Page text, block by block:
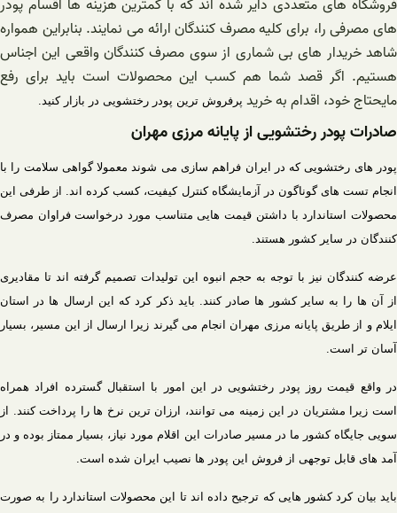
فروشگاه های متعددی دایر شده اند که با کمترین هزینه ها اقسام پودر
های مصرفی را، برای کلیه مصرف کنندگان ارائه می نمایند. بنابراین همواره
شاهد خریدار های بی شماری از سوی مصرف کنندگان واقعی این اجناس
هستیم. اگر قصد شما هم کسب این محصولات است باید برای رفع
مایحتاج خود، اقدام به خرید پرفروش ترین پودر رختشویی در بازار کنید.
صادرات پودر رختشویی از پایانه مرزی مهران
پودر های رختشویی که در ایران فراهم سازی می شوند معمولا گواهی سلامت را با
انجام تست های گوناگون در آزمایشگاه کنترل کیفیت، کسب کرده اند. از طرفی این
محصولات استاندارد با داشتن قیمت هایی متناسب مورد درخواست فراوان مصرف
کنندگان در سایر کشور هستند.
عرضه کنندگان نیز با توجه به حجم انبوه این تولیدات تصمیم گرفته اند تا مقادیری
از آن ها را به سایر کشور ها صادر کنند. باید ذکر کرد که این ارسال ها در استان
ایلام و از طریق پایانه مرزی مهران انجام می گیرند زیرا ارسال از این مسیر، بسیار
آسان تر است.
در واقع قیمت روز پودر رختشویی در این امور با استقبال گسترده افراد همراه
است زیرا مشتریان در این زمینه می توانند، ارزان ترین نرخ ها را پرداخت کنند. از
سویی جایگاه کشور ما در مسیر صادرات این اقلام مورد نیاز، بسیار ممتاز بوده و در
آمد های قابل توجهی از فروش این پودر ها نصیب ایران شده است.
باید بیان کرد کشور هایی که ترجیح داده اند تا این محصولات استاندارد را به صورت